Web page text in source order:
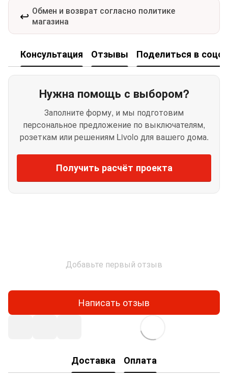
↩️ Обмен и возврат согласно политике
магазина
Консультация Отзывы Поделиться в
Нужна помощь с выбором?
Заполните форму, и мы подготовим
персональное предложение по выключателям,
розеткам или решениям Livolo для вашего дома.
Получить расчёт проекта
Добавьте первый отзыв
Написать отзыв
Доставка Оплата